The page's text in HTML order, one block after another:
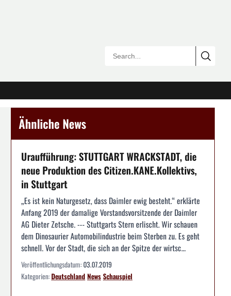
Ähnliche News
Uraufführung: STUTTGART WRACKSTADT, die
neue Produktion des Citizen.KANE.Kollektivs,
in Stuttgart
„Es ist kein Naturgesetz, dass Daimler ewig besteht.“ erklärte
Anfang 2019 der damalige Vorstandsvorsitzende der Daimler
AG Dieter Zetsche. --- Stuttgarts Stern erlischt. Wir schauen
dem Dinosaurier Automobilindustrie beim Sterben zu. Es geht
schnell. Vor der Stadt, die sich an der Spitze der wirtsc...
Veröffentlichungsdatum:03.07.2019
Kategorien:DeutschlandNewsSchauspiel